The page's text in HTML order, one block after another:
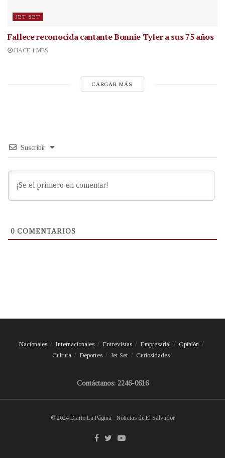
JET SET
Fallece reconocida cantanteBonnie Tyler a sus 75 años
HACE 1 MES
CARGAR MÁS
Suscribir
0 COMENTARIOS
Nacionales Internacionales Entrevistas Empresarial
Opinión
Cultura
Deportes Jet Set Curiosidades
Contáctanos: 2246-0616
© 2024 Diario La Página - Noticias de El Salvador